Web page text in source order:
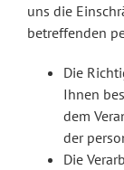
uns die
betreffenden
Die
Ihnen
dem
der
Die